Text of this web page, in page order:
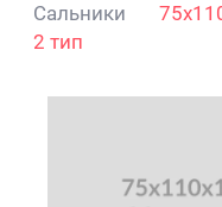
Сальники
2 тип